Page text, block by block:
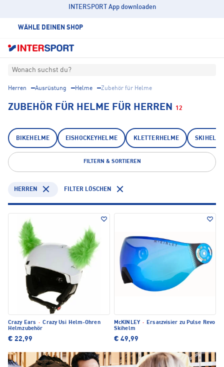
INTERSPORT App downloaden
WÄHLE DEINEN SHOP
Wonach suchst du?
Herren Ausrüstung Helme Zubehör für Helme
ZUBEHÖR FÜR HELME FÜR HERREN 12
BIKEHELME EISHOCKEYHELME KLETTERHELME
FILTERN & SORTIEREN
HERREN FILTER LÖSCHEN
Crazy Ears · Crazy Usi Helm-Ohren
Helmzubehör
€ 22,99
McKINLEY ·
Ersatzvisier zu Pulse Revo
Skihelm
€ 49,99